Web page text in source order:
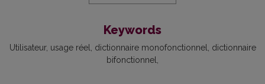
Keywords
Utilisateur usage réel dictionnaire monofonctionnel
dictionnaire
bifonctionnel